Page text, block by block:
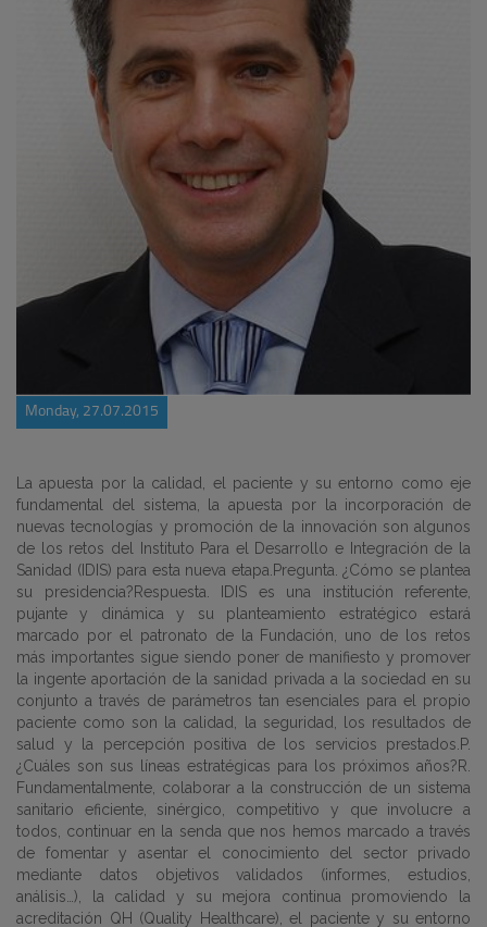
Monday, 27.07.2015
La apuesta por la calidad, el paciente y su entorno como eje
fundamental del sistema, la apuesta por la incorporación de
nuevas tecnologías y promoción de la innovación son algunos
de los retos del Instituto Para el Desarrollo e Integración de la
Sanidad (IDIS) para esta nueva etapa.Pregunta. ¿Cómo se plantea
su presidencia?Respuesta. IDIS es una institución referente,
pujante y dinámica y su planteamiento estratégico estará
marcado por el patronato de la Fundación, uno de los retos
más importantes sigue siendo poner de manifiesto y promover
la ingente aportación de la sanidad privada a la sociedad en su
conjunto a través de parámetros tan esenciales para el propio
paciente como son la calidad, la seguridad, los resultados de
salud y la percepción positiva de los servicios prestados.P.
¿Cuáles son sus líneas estratégicas para los próximos años?R.
Fundamentalmente, colaborar a la construcción de un sistema
sanitario eficiente, sinérgico, competitivo y que involucre a
todos, continuar en la senda que nos hemos marcado a través
de fomentar y asentar el conocimiento del sector privado
mediante datos objetivos validados (informes, estudios,
análisis…), la calidad y su mejora continua promoviendo la
acreditación QH (Quality Healthcare), el paciente y su entorno